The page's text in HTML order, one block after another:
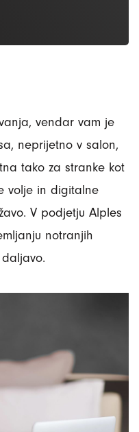
vendar vam je
neprijetno v salon,
tako za stranke kot
volje in digitalne
V podjetju Alples
notranjih